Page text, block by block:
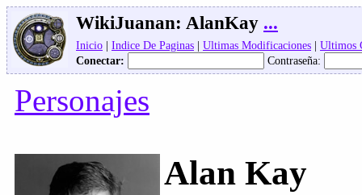
WikiJuanan: AlanKay ...
Inicio | Indice De Paginas | Ultimas Modificaciones | Ultimos
Conectar:
Contraseña:
Personajes
Alan Kay